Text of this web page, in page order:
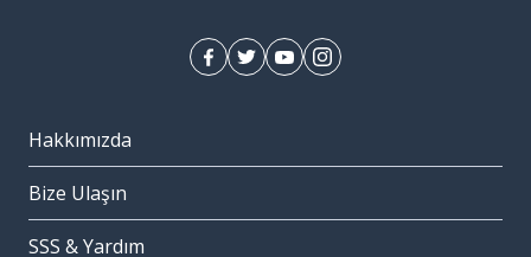
Hakkımızda
Bize Ulaşın
SSS & Yardım